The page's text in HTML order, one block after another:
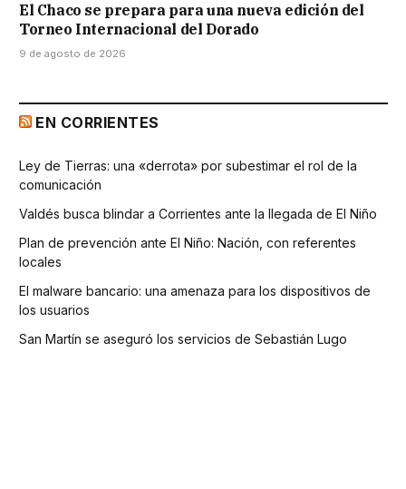
El Chaco se prepara para una nueva edición del
Torneo Internacional del Dorado
9 de agosto de 2026
EN CORRIENTES
Ley de Tierras: una «derrota» por subestimar el rol de la
comunicación
Valdés busca blindar a Corrientes ante la llegada de El Niño
Plan de prevención ante El Niño: Nación, con referentes
locales
El malware bancario: una amenaza para los dispositivos de
los usuarios
San Martín se aseguró los servicios de Sebastián Lugo